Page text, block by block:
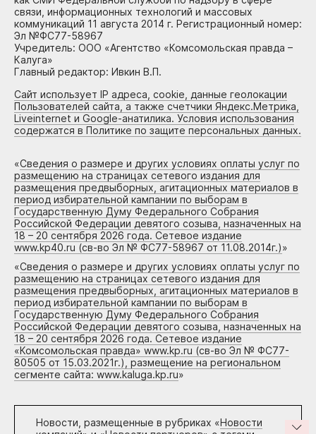
связи, информационных технологий и массовых
коммуникаций 11 августа 2014 г. Регистрационный номер:
Эл №ФС77-58967
Учредитель: ООО «Агентство «Комсомольская правда –
Калуга»
Главный редактор: Ивкин В.П.
Сайт использует IP адреса, cookie, данные геолокации
Пользователей сайта, а также счетчики Яндекс.Метрика,
Liveinternet и Google-анатилика. Условия использования
содержатся в Политике по защите персональных данных.
«Сведения о размере и других условиях оплаты услуг по
размещению на страницах сетевого издания для
размещения предвыборных, агитационных материалов в
период избирательной кампании по выборам в
Государственную Думу Федерального Собрания
Российской Федерации девятого созыва, назначенных на
18 – 20 сентября 2026 года. Сетевое издание
www.kp40.ru (св-во Эл № ФС77-58967 от 11.08.2014г.)»
«Сведения о размере и других условиях оплаты услуг по
размещению на страницах сетевого издания для
размещения предвыборных, агитационных материалов в
период избирательной кампании по выборам в
Государственную Думу Федерального Собрания
Российской Федерации девятого созыва, назначенных на
18 – 20 сентября 2026 года. Сетевое издание
«Комсомольская правда» www.kp.ru (св-во Эл № ФС77-
80505 от 15.03.2021г.), размещение на региональном
сегменте сайта: www.kaluga.kp.ru»
Новости, размещенные в рубриках «Новости